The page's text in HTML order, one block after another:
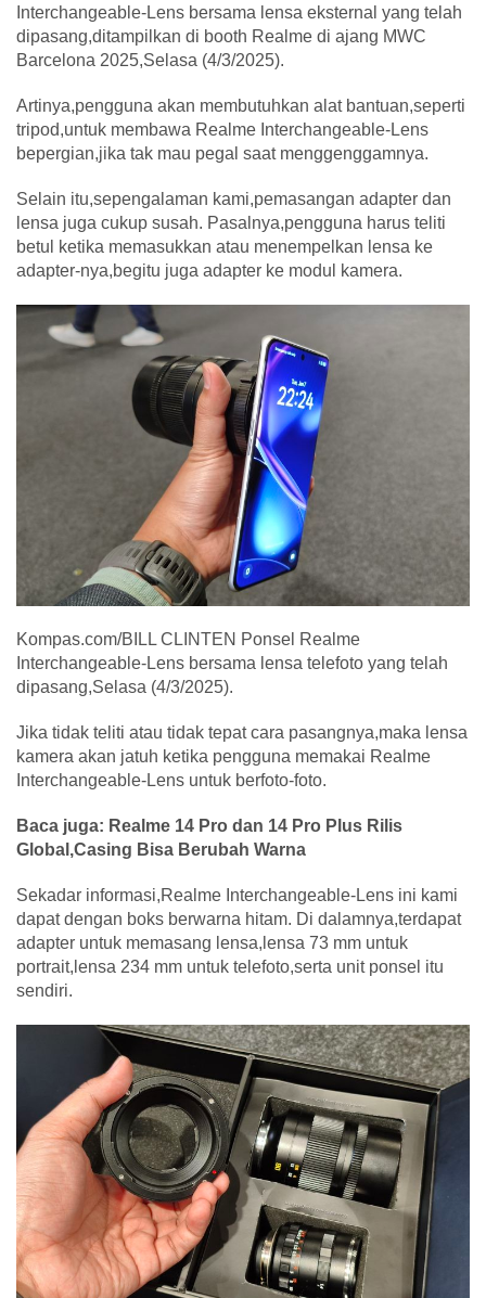
Interchangeable-Lens bersama lensa eksternal yang telah
dipasang,ditampilkan di booth Realme di ajang MWC
Barcelona 2025,Selasa (4/3/2025).
Artinya,pengguna akan membutuhkan alat bantuan,seperti
tripod,untuk membawa Realme Interchangeable-Lens
bepergian,jika tak mau pegal saat menggenggamnya.
Selain itu,sepengalaman kami,pemasangan adapter dan
lensa juga cukup susah. Pasalnya,pengguna harus teliti
betul ketika memasukkan atau menempelkan lensa ke
adapter-nya,begitu juga adapter ke modul kamera.
Kompas.com/BILL CLINTEN Ponsel Realme
Interchangeable-Lens bersama lensa telefoto yang telah
dipasang,Selasa (4/3/2025).
Jika tidak teliti atau tidak tepat cara pasangnya,maka lensa
kamera akan jatuh ketika pengguna memakai Realme
Interchangeable-Lens untuk berfoto-foto.
Baca juga: Realme 14 Pro dan 14 Pro Plus Rilis
Global,Casing Bisa Berubah Warna
Sekadar informasi,Realme Interchangeable-Lens ini kami
dapat dengan boks berwarna hitam. Di dalamnya,terdapat
adapter untuk memasang lensa,lensa 73 mm untuk
portrait,lensa 234 mm untuk telefoto,serta unit ponsel itu
sendiri.